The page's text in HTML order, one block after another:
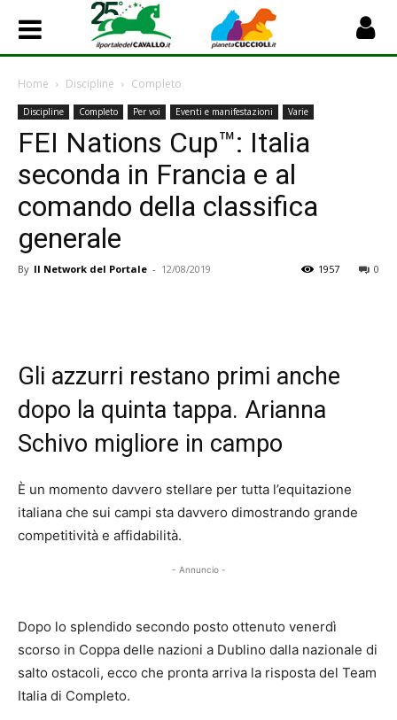
Home Discipline Completo
Discipline Completo Per voi Eventi e manifestazioni Varie
FEI Nations Cup™: Italia
seconda in Francia e al
comando della classifica
generale
By Il Network del Portale - 12/08/2019 0
1957
Gli azzurri restano primi anche
dopo la quinta tappa. Arianna
Schivo migliore in campo
È un momento davvero stellare per tutta l’equitazione
italiana che sui campi sta davvero dimostrando grande
competitività e affidabilità.
- Annuncio -
Dopo lo splendido secondo posto ottenuto venerdì
scorso in Coppa delle nazioni a Dublino dalla nazionale di
salto ostacoli, ecco che pronta arriva la risposta del Team
Italia di Completo.